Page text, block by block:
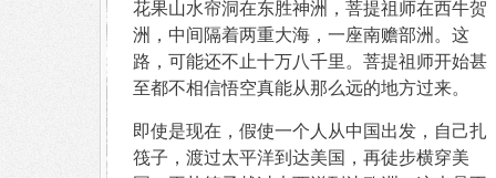
花果山水帘洞在东胜神洲，菩提祖师在西牛贺
洲，中间隔着两重大海，一座南赡部洲。这
路，可能还不止十万八千里。菩提祖师开始甚
至都不相信悟空真能从那么远的地方过来。
即使是现在，假使一个人从中国出发，自己扎
筏子，渡过太平洋到达美国，再徒步横穿美